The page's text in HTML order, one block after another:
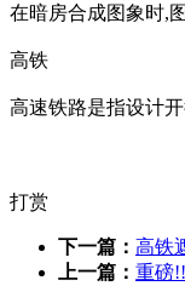
在暗房合成图象时,
高铁
高速铁路是指设计
打赏
下一篇： 高铁
上一篇： 重磅